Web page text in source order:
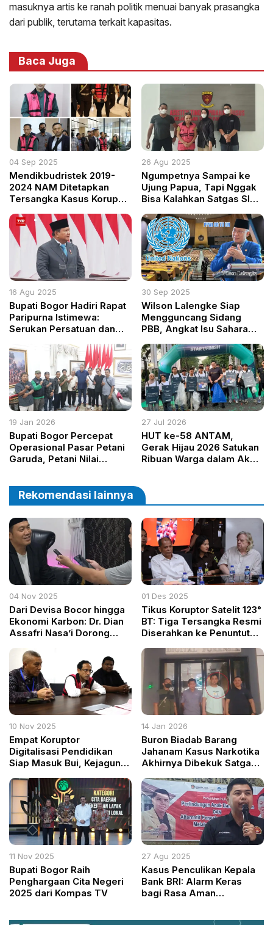
masuknya artis ke ranah politik menuai banyak prasangka
dari publik, terutama terkait kapasitas.
Baca Juga
04 Sep 2025
Mendikbudristek 2019-
2024 NAM Ditetapkan
Tersangka Kasus Korupsi
26 Agu 2025
Ngumpetnya Sampai ke
Ujung Papua, Tapi Nggak
Bisa Kalahkan Satgas SIRI
Malah Ketemu Jalan Buntu!
16 Agu 2025
Bupati Bogor Hadiri Rapat
Paripurna Istimewa:
Serukan Persatuan dan
dalam Pidato Kenegaraan
Presiden Prabowo
30 Sep 2025
Wilson Lalengke Siap
Mengguncang Sidang
PBB, Angkat Isu Sahara
HAM
19 Jan 2026
Bupati Bogor Percepat
Operasional Pasar Petani
Garuda, Petani Nilai
27 Jul 2026
HUT ke-58 ANTAM,
Gerak Hijau 2026 Satukan
Ribuan Warga dalam Aksi
Rekomendasi lainnya
04 Nov 2025
Dari Devisa Bocor hingga
Ekonomi Karbon: Dr. Dian
Assafri Nasa’i Dorong
SDA Berbasis Teknologi
dan Kedaulatan Nasional
01 Des 2025
Tikus Koruptor Satelit 123°
BT: Tiga Tersangka Resmi
Diserahkan ke Penuntut
10 Nov 2025
Empat Koruptor
Digitalisasi Pendidikan
Siap Masuk Bui, Kejagung
Penuntut Umum
14 Jan 2026
Buron Biadab Barang
Jahanam Kasus Narkotika
Akhirnya Dibekuk Satgas
11 Nov 2025
Bupati Bogor Raih
Penghargaan Cita Negeri
2025 dari Kompas TV
27 Agu 2025
Kasus Penculikan Kepala
Bank BRI: Alarm Keras
bagi Rasa Aman